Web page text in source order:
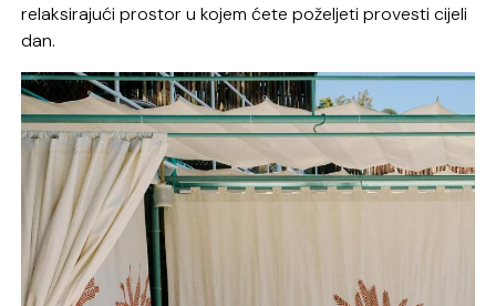
relaksirajući prostor u kojem ćete poželjeti provesti cijeli
dan.